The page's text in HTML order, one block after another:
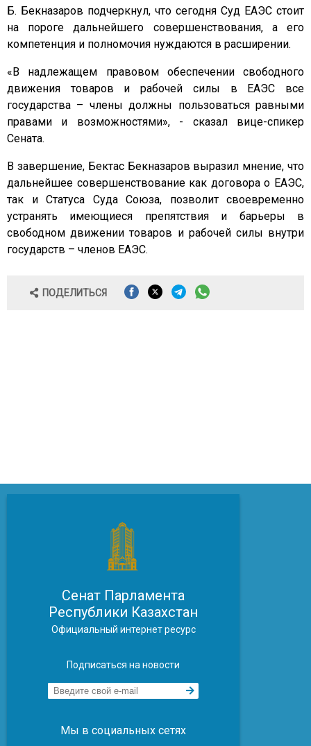
Б. Бекназаров подчеркнул, что сегодня Суд ЕАЭС стоит
на пороге дальнейшего совершенствования, а его
компетенция и полномочия нуждаются в расширении.
«В надлежащем правовом обеспечении свободного
движения товаров и рабочей силы в ЕАЭС все
государства – члены должны пользоваться равными
правами и возможностями», - сказал вице-спикер
Сената.
В завершение, Бектас Бекназаров выразил мнение, что
дальнейшее совершенствование как договора о ЕАЭС,
так и Статуса Суда Союза, позволит своевременно
устранять имеющиеся препятствия и барьеры в
свободном движении товаров и рабочей силы внутри
государств – членов ЕАЭС.
ПОДЕЛИТЬСЯ
Сенат Парламента
Республики Казахстан
Официальный интернет ресурс
Подписаться на новости
Мы в социальных сетях